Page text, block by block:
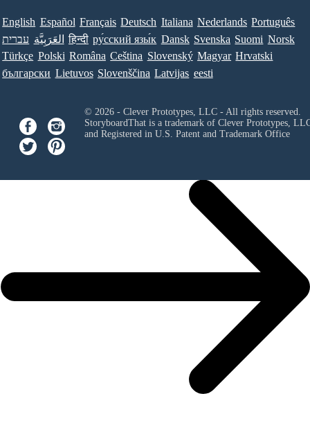
English Español Français Deutsch Italiana Nederlands Português
עברית العَرَبِيَّة हिन्दी ру́сский язы́к Dansk Svenska Suomi Norsk
Türkçe Polski Româna Ceština Slovenský Magyar Hrvatski
български Lietuvos Slovenščina Latvijas eesti
© 2026 - Clever Prototypes, LLC - All rights reserved.
StoryboardThat is a trademark of Clever Prototypes,
and Registered in U.S. Patent and Trademark Office